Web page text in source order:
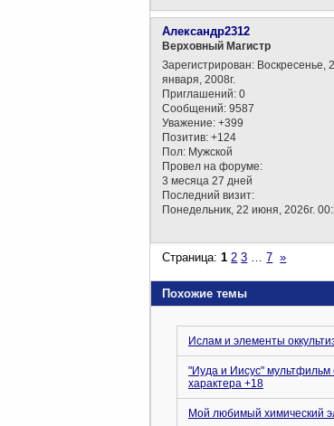
Александр2312
Верховный Магистр
Зарегистрирован: Воскресенье,
января, 2008г.
Приглашений: 0
Сообщений: 9587
Уважение: +399
Позитив: +124
Пол: Мужской
Провел на форуме:
3 месяца 27 дней
Последний визит:
Понедельник, 22 июня, 2026г.
Страница:1 2 3 7 »
Похожие темы
Ислам и элементы
"Иуда и Иисус" мультфильм
характера +18
Мой любимый химический